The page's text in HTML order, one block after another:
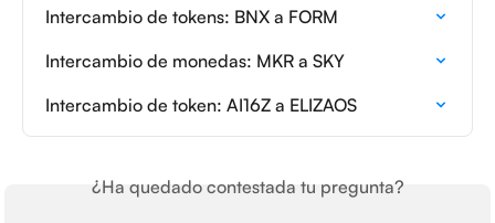
Intercambio de tokens: BNX a FORM
Intercambio de monedas: MKR a SKY
Intercambio de token: AI16Z a ELIZAOS
¿Ha quedado contestada tu pregunta?